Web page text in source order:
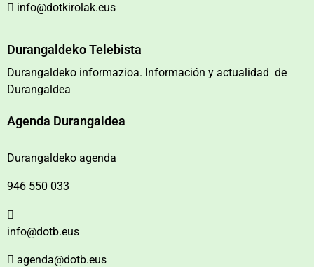
info@dotkirolak.eus
Durangaldeko Telebista
Durangaldeko informazioa. Información y actualidad de
Durangaldea
Agenda Durangaldea
Durangaldeko agenda
946 550 033
info@dotb.eus
agenda@dotb.eus